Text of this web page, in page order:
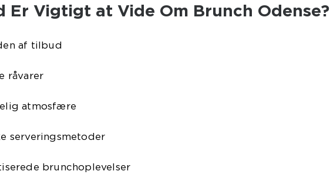
Er Vigtigt at Vide Om Brunch Odense?
af tilbud
råvarer
atmosfære
serveringsmetoder
brunchoplevelser